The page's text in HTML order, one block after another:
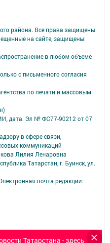
Татарстана - здесь
района. Все права защищены.
на сайте, защищены
в любом объеме
с письменного согласия
по печати и массовым
дата: Эл № ФС77-90212 от 07
в сфере связи,
коммуникаций
Лилия Ленаровна
Татарстан, г. Буинск, ул.
почта редакции:
для персонализации сервисов и